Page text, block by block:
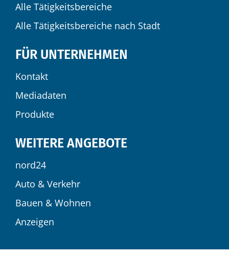
Alle Tätigkeitsbereiche
Alle Tätigkeitsbereiche nach Stadt
FÜR UNTERNEHMEN
Kontakt
Mediadaten
Produkte
WEITERE ANGEBOTE
nord24
Auto & Verkehr
Bauen & Wohnen
Anzeigen